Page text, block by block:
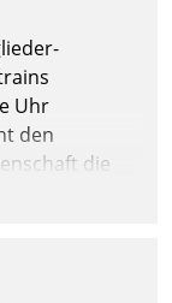
Uhr
den
die
oder PC.